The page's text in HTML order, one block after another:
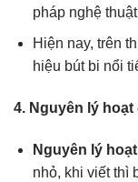
pháp nghệ
Hiện nay, trên
hiệu bút bi nổi
4. Nguyên lý
Nguyên lý
nhỏ, khi viết thì